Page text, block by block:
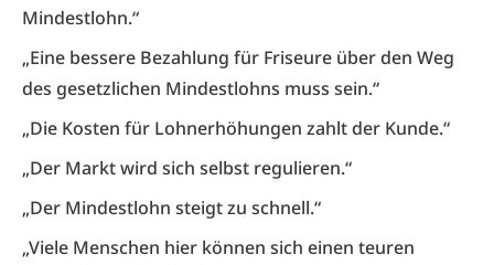
Mindestlohn.“
„Eine bessere Bezahlung für Friseure über den Weg
des gesetzlichen Mindestlohns muss sein.“
„Die Kosten für Lohnerhöhungen zahlt der Kunde.“
„Der Markt wird sich selbst regulieren.“
„Der Mindestlohn steigt zu schnell.“
„Viele Menschen hier können sich einen teuren